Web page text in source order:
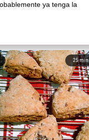
ya tenga la
25min